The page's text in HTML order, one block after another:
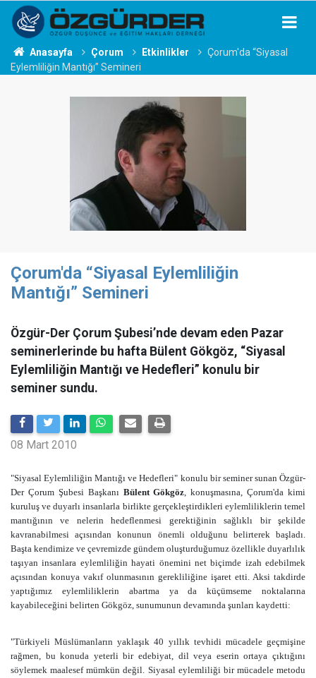
Anasayfa Çorum Etkinlikler
Çorum'da “Siyasal
Eylemliliğin Mantığı” Semineri
Çorum'da “Siyasal Eylemliliğin
Mantığı” Semineri
Özgür-Der Çorum Şubesi’nde devam eden Pazar
seminerlerinde bu hafta Bülent Gökgöz, “Siyasal
Eylemliliğin Mantığı ve Hedefleri” konulu bir
seminer sundu.
08 Mart 2010
"Siyasal Eylemliliğin Mantığı ve Hedefleri" konulu bir seminer sunan Özgür-
Der Çorum Şubesi Başkanı Bülent Gökgöz, konuşmasına, Çorum'da kimi
kuruluş ve duyarlı insanlarla birlikte gerçekleştirdikleri eylemliliklerin temel
mantığının ve nelerin hedeflenmesi gerektiğinin sağlıklı bir şekilde
kavranabilmesi açısından konunun önemli olduğunu belirterek başladı.
Başta kendimize ve çevremizde gündem oluşturduğumuz özellikle duyarlılık
taşıyan insanlara eylemliliğin hayati önemini net biçimde izah edebilmek
açısından konuya vakıf olunmasının gerekliliğine işaret etti. Aksi takdirde
yaptığımız eylemliliklerin abartma ya da küçümseme noktalarına
kayabileceğini belirten Gökgöz, sunumunun devamında şunları kaydetti:
"Türkiyeli Müslümanların yaklaşık 40 yıllık tevhidi mücadele geçmişine
rağmen, bu konuda yeterli bir edebiyat, dil veya eserin ortaya çıktığını
söylemek maalesef mümkün değil. Siyasal eylemliliği bir mücadele metodu